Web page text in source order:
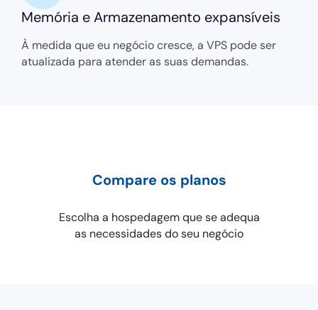
Memória e Armazenamento expansíveis
À medida que eu negócio cresce, a VPS pode ser
atualizada para atender as suas demandas.
Compare os planos
Escolha a hospedagem que se adequa
as necessidades do seu negócio